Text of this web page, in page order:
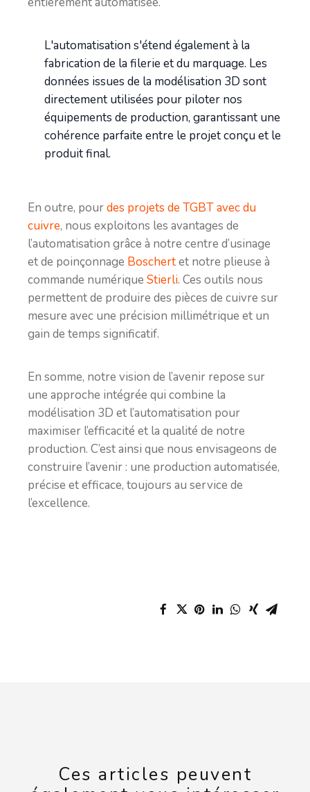
L'automatisation s'étend également à la
fabrication de la filerie et du marquage. Les
données issues de la modélisation 3D sont
directement utilisées pour piloter nos
équipements de production, garantissant une
cohérence parfaite entre le projet conçu et le
produit final.
En outre, pourdes projets de TGBT avec du
cuivre, nous exploitons les avantages de
l’automatisation grâce à notre centre d’usinage
et de poinçonnage Boschertet notre plieuse à
commande numérique Stierli. Ces outils nous
permettent de produire des pièces de cuivre sur
mesure avec une précision millimétrique et un
gain de temps significatif.
En somme, notre vision de l’avenir repose sur
une approche intégrée qui combine la
modélisation 3D et l’automatisation pour
maximiser l’efficacité et la qualité de notre
production. C’est ainsi que nous envisageons de
construire l’avenir : une production automatisée,
précise et efficace, toujours au service de
l’excellence.
Ces articles peuvent